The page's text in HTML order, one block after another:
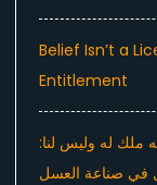
Belief Isn’t a
Entitlement
ملك له وليس لنا:
في صناعة العسل